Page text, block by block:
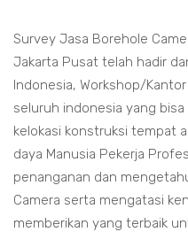
Survey Jasa Borehole
Jakarta Pusat telah hadir
Indonesia, Workshop/
seluruh indonesia yang
kelokasi konstruksi tempat
daya Manusia Pekerja
penanganan dan
Camera serta mengatasi
memberikan yang terbaik